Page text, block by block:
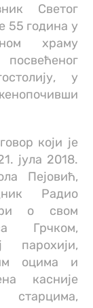
Светог
55 година у
храму
у
који је
јула 2018.
Пејовић,
Радио
о свом
Грчком,
парохији,
оцима и
касније